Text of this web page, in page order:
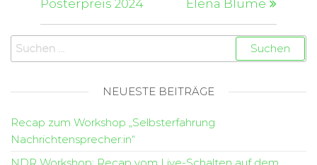
Posterpreis 2024 Elena Blume
NEUESTE BEITRÄGE
Recap zum Workshop „Selbsterfahrung
Nachrichtensprecher:in“